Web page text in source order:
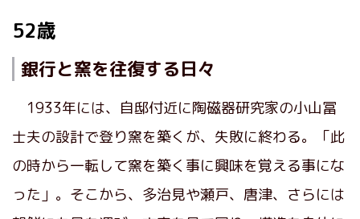
52歳
銀行と窯を往復する日々
1933年には、自邸付近に陶磁器研究家の小山冨
士夫の設計で登り窯を築くが、失敗に終わる。「此
の時から一転して窯を築く事に興味を覚える事にな
った」。そこから、多治見や瀬戸、唐津、さらには